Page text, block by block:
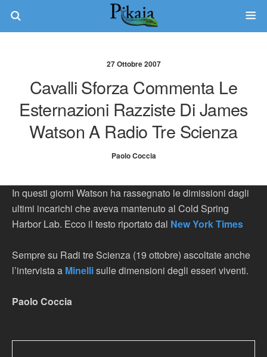
27 Ottobre 2007
Cavalli Sforza Commenta Le
Esternazioni Razziste Di James
Watson A Radio Tre Scienza
Paolo Coccia
In questi giorni Watson ha rassegnato le dimissioni dagli
ultimi incarichi che aveva mantenuto al Cold Spring
Harbor Lab. Ecco il testo riportato dal New York Times
Sempre su Radi tre Scienza (19 ottobre) ascoltate anche
l’intervista a Minellisulle dimensioni degli esseri viventi.
Paolo Coccia